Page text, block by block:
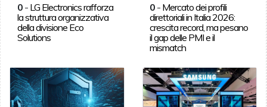
0- LG Electronics rafforza
la struttura organizzativa
della divisione Eco
Solutions
0 - Mercato dei profili
direttoriali in Italia 2026:
crescita record, ma pesano
il gap delle PMI e il
mismatch